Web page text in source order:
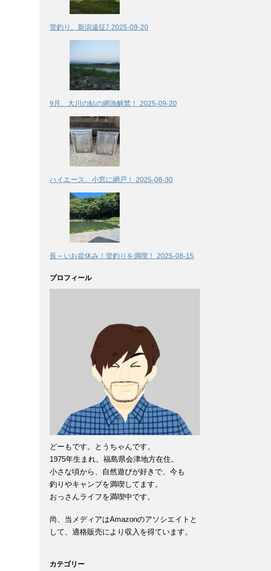
管釣り、新潟遠征⤴ 2025-09-20
9月、大川の鮎の網漁解禁！ 2025-09-20
ハイエース、小窓に網戸！ 2025-08-30
長～いお盆休み！管釣りを満喫！ 2025-08-15
プロフィール
どーもです。とうちゃんです。
1975年生まれ。福島県会津地方在住。
小さな頃から、自然遊びが好きで、今も
釣りやキャンプを満喫してます。
おっさんライフを満喫中です。
尚、当メディアはAmazonのアソシエイトと
して、適格販売により収入を得ています。
カテゴリー